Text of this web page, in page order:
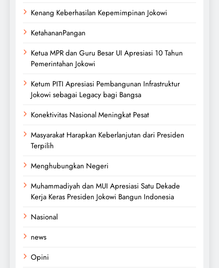
Kenang Keberhasilan Kepemimpinan Jokowi
KetahananPangan
Ketua MPR dan Guru Besar UI Apresiasi 10 Tahun
Pemerintahan Jokowi
Ketum PITI Apresiasi Pembangunan Infrastruktur
Jokowi sebagai Legacy bagi Bangsa
Konektivitas Nasional Meningkat Pesat
Masyarakat Harapkan Keberlanjutan dari Presiden
Terpilih
Menghubungkan Negeri
Muhammadiyah dan MUI Apresiasi Satu Dekade
Kerja Keras Presiden Jokowi Bangun Indonesia
Nasional
news
Opini